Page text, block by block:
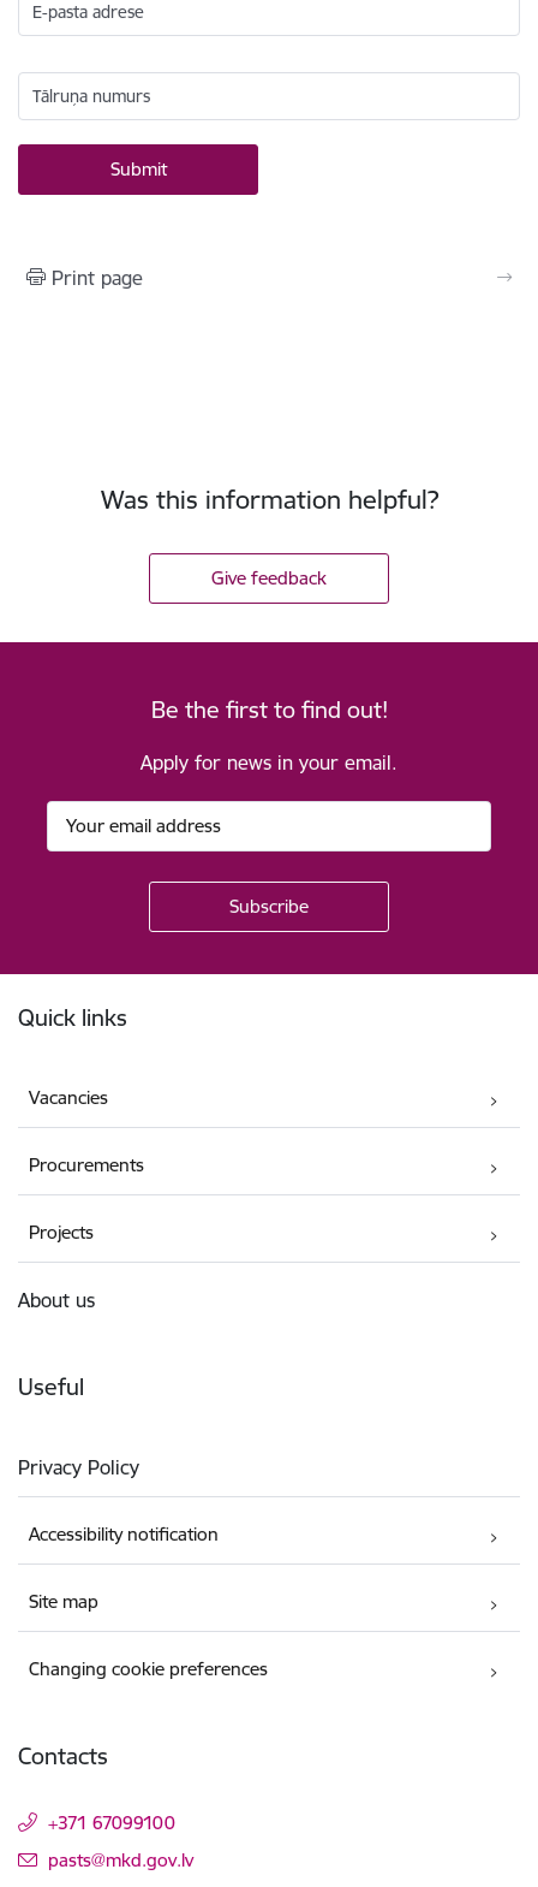
E-pasta adrese
Tālruņa numurs
Print page
Was this information helpful?
Give feedback
Be the first to find out!
Apply for news in your email.
Quick links
Vacancies
Procurements
Projects
About us
Useful
Privacy Policy
Accessibility notification
Site map
Changing cookie preferences
Contacts
+371 67099100
E-mail:
pasts@mkd.gov.lv